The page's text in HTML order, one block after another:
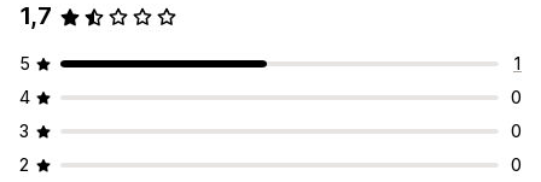
1,7
5
1
4
0
3
0
2
0